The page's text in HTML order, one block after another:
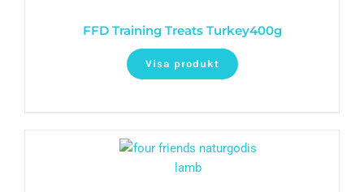
FFD Training Treats Turkey400g
Visa produkt